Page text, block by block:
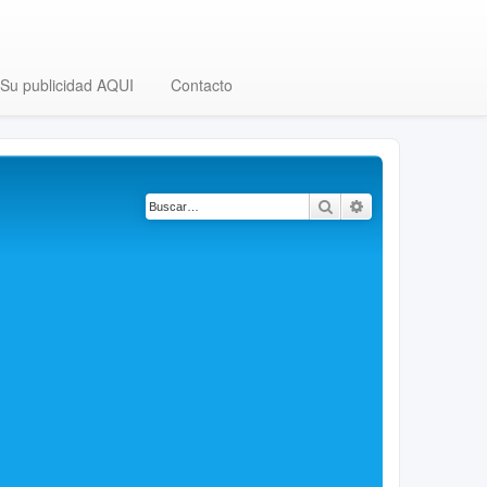
Su publicidad AQUI Contacto
Buscar